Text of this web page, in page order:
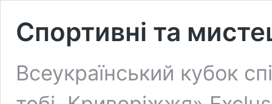
Спортивні та
Всеукраїнський кубок